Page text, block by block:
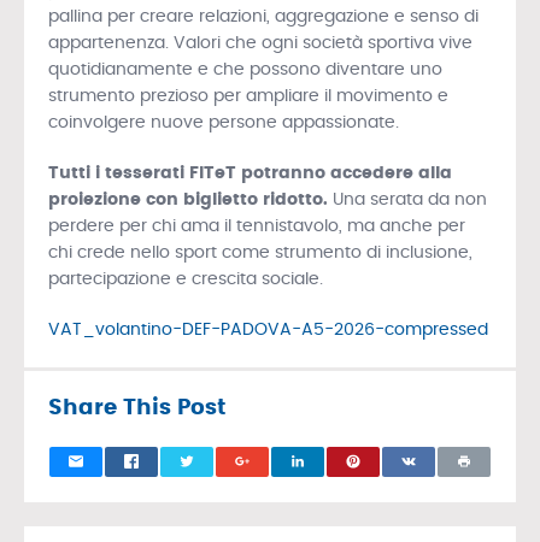
pallina per creare relazioni, aggregazione e senso di
appartenenza. Valori che ogni società sportiva vive
quotidianamente e che possono diventare uno
strumento prezioso per ampliare il movimento e
coinvolgere nuove persone appassionate.
Tutti i tesserati FITeT potranno accedere alla
proiezione con biglietto ridotto. Una serata da non
perdere per chi ama il tennistavolo, ma anche per
chi crede nello sport come strumento di inclusione,
partecipazione e crescita sociale.
VAT_volantino-DEF-PADOVA-A5-2026-compressed
Share This Post